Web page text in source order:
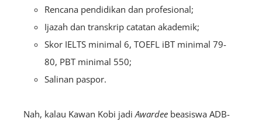
Rencana pendidikan dan profesional;
Ijazah dan transkrip catatan akademik;
Skor IELTS minimal 6, TOEFL iBT minimal 79-
80, PBT minimal 550;
Salinan paspor.
Nah, kalau Kawan Kobi jadiAwardee beasiswa ADB-